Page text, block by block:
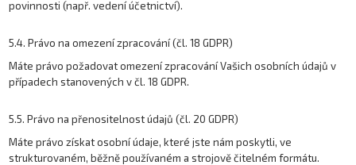
povinnosti (např. vedení účetnictví).
5.4. Právo na omezení zpracování (čl. 18 GDPR)
Máte právo požadovat omezení zpracování Vašich osobních údajů v
případech stanovených v čl. 18 GDPR.
5.5. Právo na přenositelnost údajů (čl. 20 GDPR)
Máte právo získat osobní údaje, které jste nám poskytli, ve
strukturovaném, běžně používaném a strojově čitelném formátu.